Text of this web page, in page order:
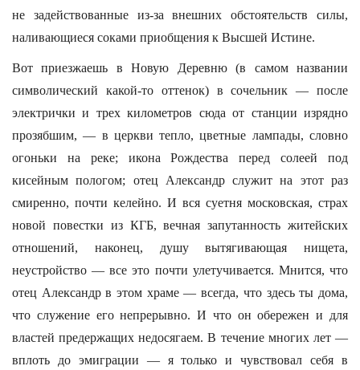
не задействованные из-за внешних обстоятельств силы,
наливающиеся соками приобщения к Высшей Истине.
Вот приезжаешь в Новую Деревню (в самом названии
символический какой-то оттенок) в сочельник — после
электрички и трех километров сюда от станции изрядно
прозябшим, — в церкви тепло, цветные лампады, словно
огоньки на реке; икона Рождества перед солеей под
кисейным пологом; отец Александр служит на этот раз
смиренно, почти келейно. И вся суетня московская, страх
новой повестки из КГБ, вечная запутанность житейских
отношений, наконец, душу вытягивающая нищета,
неустройство — все это почти улетучивается. Мнится, что
отец Александр в этом храме — всегда, что здесь ты дома,
что служение его непрерывно. И что он обережен и для
властей предержащих недосягаем. В течение многих лет —
вплоть до эмиграции — я только и чувствовал себя в